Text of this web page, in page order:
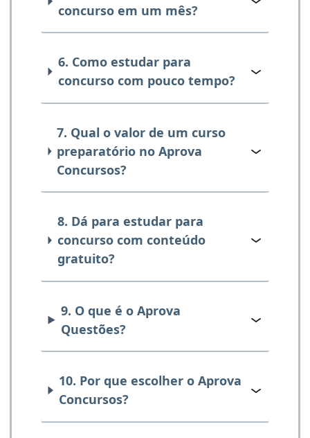
concurso em um mês?
6. Como estudar para
concurso com pouco tempo?
7. Qual o valor de um curso
preparatório no Aprova
Concursos?
8. Dá para estudar para
concurso com conteúdo
gratuito?
9. O que é o Aprova
Questões?
10. Por que escolher o Aprova
Concursos?